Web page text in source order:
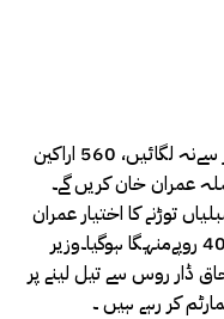
گے۔عمران کو دیوار سے لگانے والے ملک کو دیوار سےنہ لگائیں، 560 اراکین
عمران خان کریں گے۔
توڑنے کا اختیار عمران
خان کو دےچکے۔250 کا ڈالر نایاب ہوگیا، آٹا 40 روپےمنہگا ہوگیا۔وزیر
ڈار روس سے تیل لینے پر
کر رہے ہیں ۔